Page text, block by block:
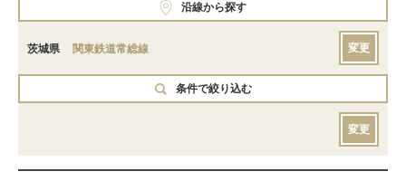
沿線から探す
茨城県 関東鉄道常総線 変更
条件で絞り込む
変更